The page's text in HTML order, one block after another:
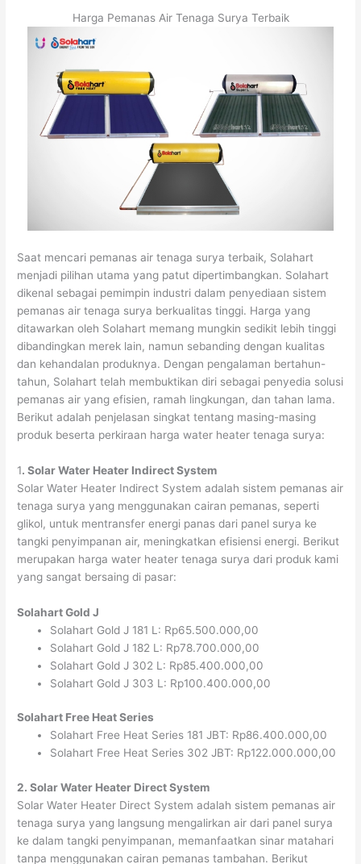
Harga Pemanas Air Tenaga Surya Terbaik
Saat mencari pemanas air tenaga surya terbaik, Solahart
menjadi pilihan utama yang patut dipertimbangkan. Solahart
dikenal sebagai pemimpin industri dalam penyediaan sistem
pemanas air tenaga surya berkualitas tinggi. Harga yang
ditawarkan oleh Solahart memang mungkin sedikit lebih tinggi
dibandingkan merek lain, namun sebanding dengan kualitas
dan kehandalan produknya. Dengan pengalaman bertahun-
tahun, Solahart telah membuktikan diri sebagai penyedia solusi
pemanas air yang efisien, ramah lingkungan, dan tahan lama.
Berikut adalah penjelasan singkat tentang masing-masing
produk beserta perkiraan harga water heater tenaga surya:
1. Solar Water Heater Indirect System
Solar Water Heater Indirect System adalah sistem pemanas air
tenaga surya yang menggunakan cairan pemanas, seperti
glikol, untuk mentransfer energi panas dari panel surya ke
tangki penyimpanan air, meningkatkan efisiensi energi. Berikut
merupakan harga water heater tenaga surya dari produk kami
yang sangat bersaing di pasar:
Solahart Gold J
Solahart Gold J 181 L: Rp65.500.000,00
Solahart Gold J 182 L: Rp78.700.000,00
Solahart Gold J 302 L: Rp85.400.000,00
Solahart Gold J 303 L: Rp100.400.000,00
Solahart Free Heat Series
Solahart Free Heat Series 181 JBT: Rp86.400.000,00
Solahart Free Heat Series 302 JBT: Rp122.000.000,00
2. Solar Water Heater Direct System
Solar Water Heater Direct System adalah sistem pemanas air
tenaga surya yang langsung mengalirkan air dari panel surya
ke dalam tangki penyimpanan, memanfaatkan sinar matahari
tanpa menggunakan cairan pemanas tambahan. Berikut